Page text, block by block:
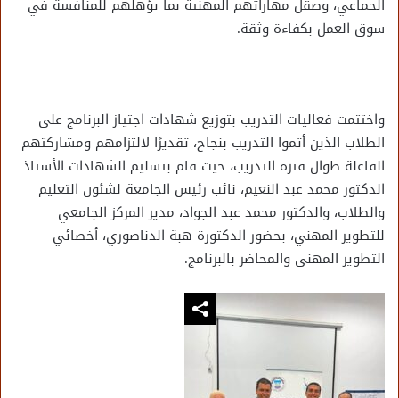
الجماعي، وصقل مهاراتهم المهنية بما يؤهلهم للمنافسة في
سوق العمل بكفاءة وثقة.
واختتمت فعاليات التدريب بتوزيع شهادات اجتياز البرنامج على
الطلاب الذين أتموا التدريب بنجاح، تقديرًا لالتزامهم ومشاركتهم
الفاعلة طوال فترة التدريب، حيث قام بتسليم الشهادات الأستاذ
الدكتور محمد عبد النعيم، نائب رئيس الجامعة لشئون التعليم
والطلاب، والدكتور محمد عبد الجواد، مدير المركز الجامعي
للتطوير المهني، بحضور الدكتورة هبة الدناصوري، أخصائي
التطوير المهني والمحاضر بالبرنامج.